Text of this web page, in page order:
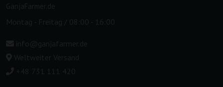
GanjaFarmer.de
Montag - Freitag / 08:00 - 16:00
info@ganjafarmer.de
Weltweiter Versand
+48 731 111 420